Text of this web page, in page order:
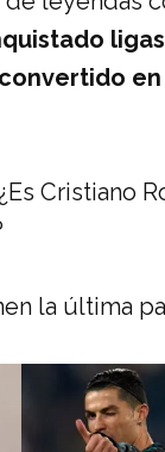
Cristiano
la última